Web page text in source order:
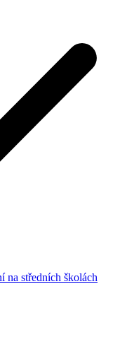
na středních školách